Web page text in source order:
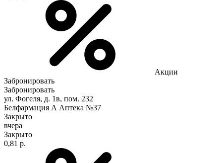
Акции
Забронировать
Забронировать
ул. Фогеля, д. 1в, пом. 232
Белфармация А Аптека №37
Закрыто
вчера
Закрыто
0,81 р.